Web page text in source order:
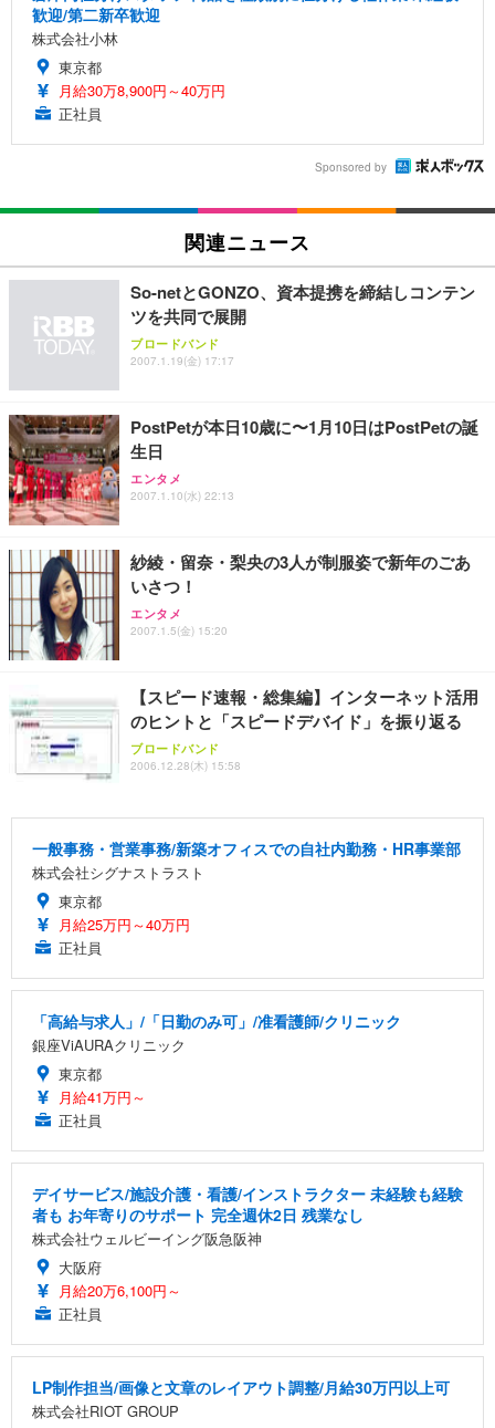
歓迎/第二新卒歓迎
株式会社小林
東京都
月給30万8,900円～40万円
正社員
Sponsored by
関連ニュース
So-netとGONZO、資本提携を締結しコンテン
ツを共同で展開
ブロードバンド
2007.1.19(金) 17:17
PostPetが本日10歳に〜1月10日はPostPetの誕
生日
エンタメ
2007.1.10(水) 22:13
紗綾・留奈・梨央の3人が制服姿で新年のごあ
いさつ！
エンタメ
2007.1.5(金) 15:20
【スピード速報・総集編】インターネット活用
のヒントと「スピードデバイド」を振り返る
ブロードバンド
2006.12.28(木) 15:58
一般事務・営業事務/新築オフィスでの自社内勤務・HR事業部
株式会社シグナストラスト
東京都
月給25万円～40万円
正社員
「高給与求人」/「日勤のみ可」/准看護師/クリニック
銀座ViAURAクリニック
東京都
月給41万円～
正社員
デイサービス/施設介護・看護/インストラクター 未経験も経験
者も お年寄りのサポート 完全週休2日 残業なし
株式会社ウェルビーイング阪急阪神
大阪府
月給20万6,100円～
正社員
LP制作担当/画像と文章のレイアウト調整/月給30万円以上可
株式会社RIOT GROUP